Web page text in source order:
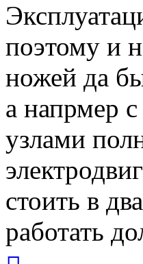
поэтому и
ножей да
а напрмер
узлами
стоить в
работать